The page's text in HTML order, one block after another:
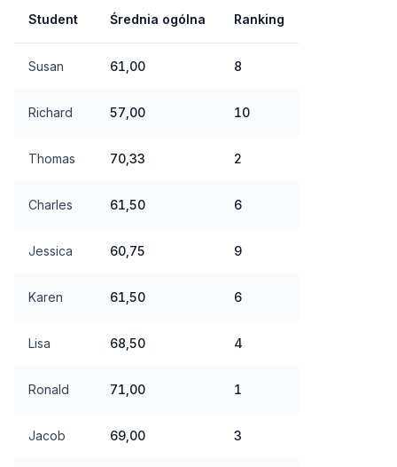
Student Średnia ogólna Ranking
Susan 61,00 8
Richard 57,00 10
Thomas 70,33 2
Charles 61,50 6
Jessica 60,75 9
Karen 61,50 6
Lisa 68,50 4
Ronald 71,00 1
Jacob 69,00 3